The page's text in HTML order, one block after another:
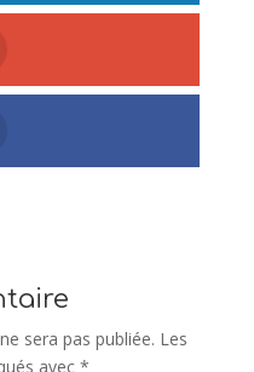
sera pas publiée. Les
avec *